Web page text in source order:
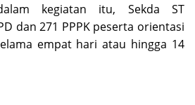
kegiatan itu, Sekda ST
dan 271 PPPK peserta orientasi
empat hari atau hingga 14